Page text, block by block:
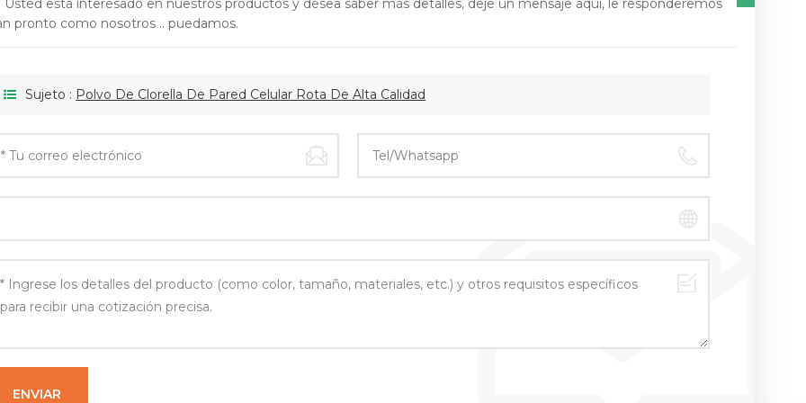
Usted está interesado en nuestros productos y desea saber más detalles, deje un mensaje aquí, le responderemos
pronto como nosotros .. puedamos.
Sujeto : Polvo De Clorella De Pared Celular Rota De Alta Calidad